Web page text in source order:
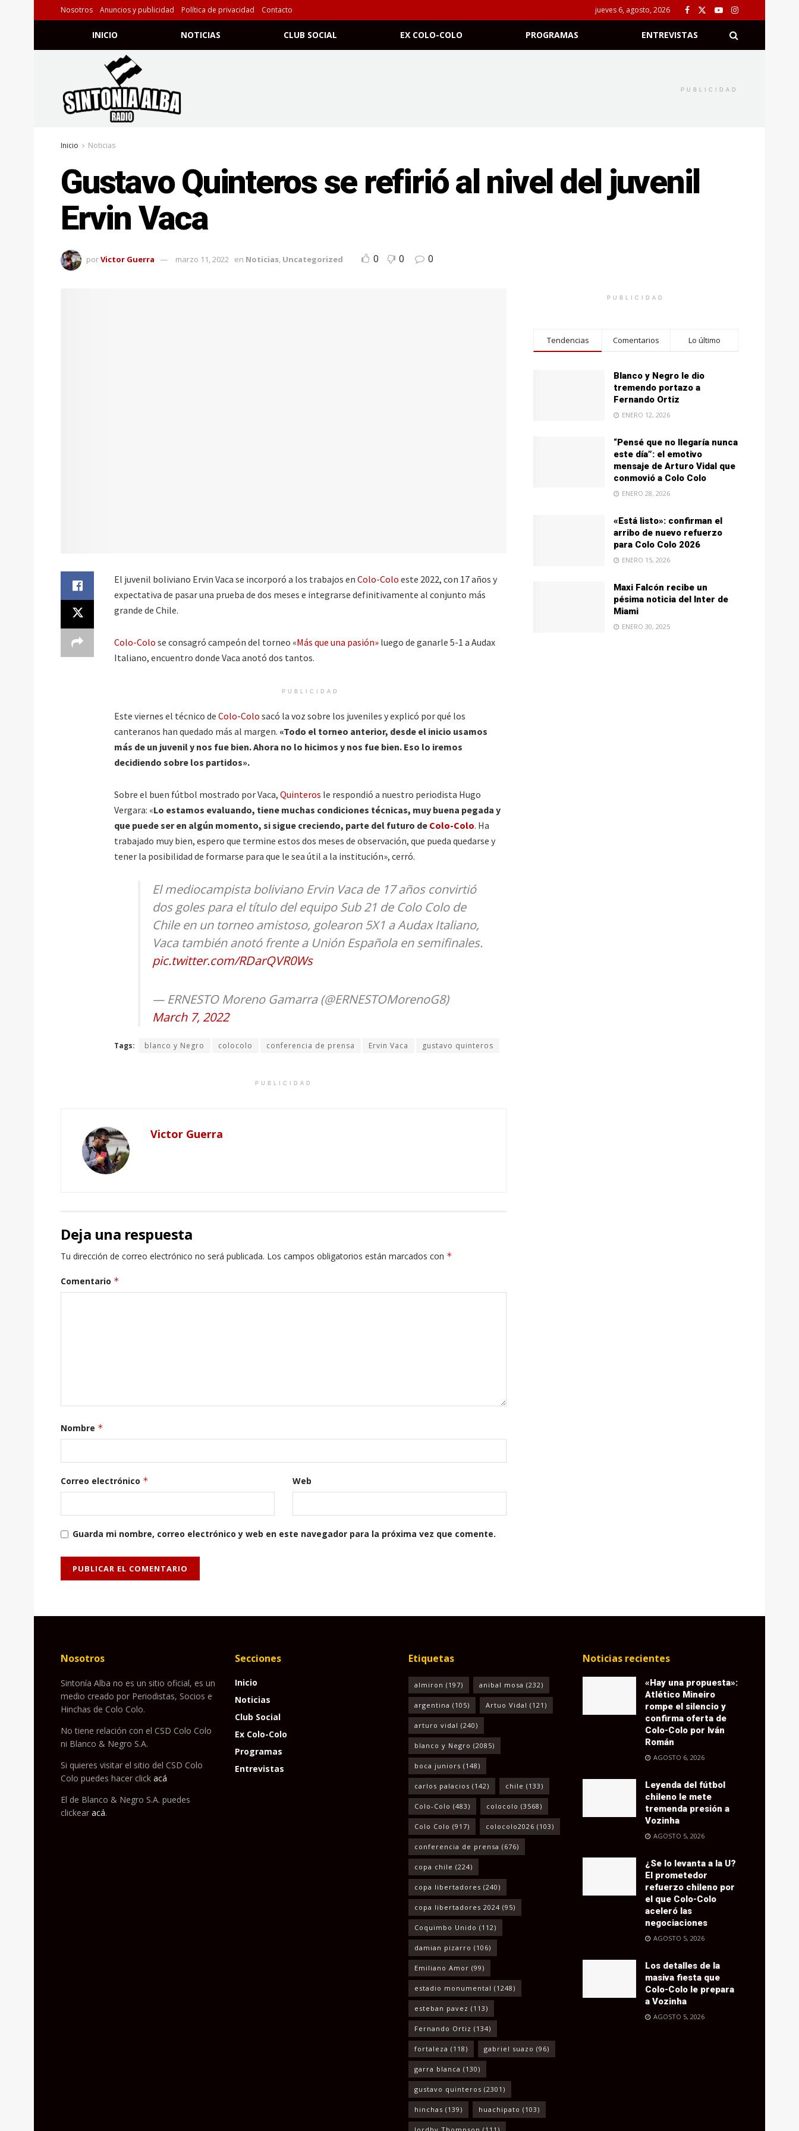
Nosotros Anuncios y publicidad Política de privacidad Contacto jueves 6, agosto, 2026
INICIO NOTICIAS CLUB SOCIAL EX COLO-COLO PROGRAMAS ENTREVISTAS
PUBLICIDAD
Inicio Noticias
Gustavo Quinteros se refirió al nivel del juvenil
Ervin Vaca
porVictor Guerra marzo 11, 2022 en Noticias, Uncategorized 0 0 0
El juvenil boliviano Ervin Vaca se incorporó a los trabajos en Colo-Colo este 2022, con 17 años y
expectativa de pasar una prueba de dos meses e integrarse definitivamente al conjunto más
grande de Chile.
Colo-Colo se consagró campeón del torneo «Más que una pasión» luego de ganarle 5-1 a Audax
Italiano, encuentro donde Vaca anotó dos tantos.
PUBLICIDAD
Este viernes el técnico de Colo-Colo sacó la voz sobre los juveniles y explicó por qué los
canteranos han quedado más al margen. «Todo el torneo anterior, desde el inicio usamos
más de un juvenil y nos fue bien. Ahora no lo hicimos y nos fue bien. Eso lo iremos
decidiendo sobre los partidos».
Sobre el buen fútbol mostrado por Vaca, Quinteros le respondió a nuestro periodista Hugo
Vergara: «Lo estamos evaluando, tiene muchas condiciones técnicas, muy buena pegada y
que puede ser en algún momento, si sigue creciendo, parte del futuro de Colo-Colo. Ha
trabajado muy bien, espero que termine estos dos meses de observación, que pueda quedarse y
tener la posibilidad de formarse para que le sea útil a la institución», cerró.
El mediocampista boliviano Ervin Vaca de 17 años convirtió
dos goles para el título del equipo Sub 21 de Colo Colo de
Chile en un torneo amistoso, golearon 5X1 a Audax Italiano,
Vaca también anotó frente a Unión Española en semifinales.
pic.twitter.com/RDarQVR0Ws
— ERNESTO Moreno Gamarra (@ERNESTOMorenoG8)
March 7, 2022
Tags: blanco y Negro colocolo conferencia de prensa Ervin Vaca gustavo quinteros
PUBLICIDAD
Victor Guerra
Deja una respuesta
Tu dirección de correo electrónico no será publicada. Los campos obligatorios están marcados con *
Comentario *
Nombre *
Correo electrónico * Web
Guarda mi nombre, correo electrónico y web en este navegador para la próxima vez que comente.
PUBLICIDAD
Tendencias Comentarios Lo último
Blanco y Negro le dio
tremendo portazo a
Fernando Ortiz
ENERO 12, 2026
“Pensé que no llegaría nunca
este día”: el emotivo
mensaje de Arturo Vidal que
conmovió a Colo Colo
ENERO 28, 2026
«Está listo»: confirman el
arribo de nuevo refuerzo
para Colo Colo 2026
ENERO 15, 2026
Maxi Falcón recibe un
pésima noticia del Inter de
Miami
ENERO 30, 2025
Nosotros
Sintonía Alba no es un sitio oficial, es un
medio creado por Periodistas, Socios e
Hinchas de Colo Colo.
No tiene relación con el CSD Colo Colo
ni Blanco & Negro S.A.
Si quieres visitar el sitio del CSD Colo
Colo puedes hacer click acá
El de Blanco & Negro S.A. puedes
clickear acá.
Secciones
Inicio
Noticias
Club Social
Ex Colo-Colo
Programas
Entrevistas
Etiquetas
almiron (197) anibal mosa (232)
argentina (105) Artuo Vidal (121)
arturo vidal (240)
blanco y Negro (2085)
boca juniors (148)
carlos palacios (142) chile (133)
Colo-Colo (483) colocolo (3568)
Colo Colo (917) colocolo2026 (103)
conferencia de prensa (676)
copa chile (224)
copa libertadores (240)
copa libertadores 2024 (95)
Coquimbo Unido (112)
damian pizarro (106)
Emiliano Amor (99)
estadio monumental (1248)
esteban pavez (113)
Fernando Ortiz (134)
fortaleza (118) gabriel suazo (96)
garra blanca (130)
gustavo quinteros (2301)
hinchas (139) huachipato (103)
Noticias recientes
«Hay una propuesta»:
Atlético Mineiro
rompe el silencio y
confirma oferta de
Colo-Colo por Iván
Román
AGOSTO 6, 2026
Leyenda del fútbol
chileno le mete
tremenda presión a
Vozinha
AGOSTO 5, 2026
¿Se lo levanta a la U?
El prometedor
refuerzo chileno por
el que Colo-Colo
aceleró las
negociaciones
AGOSTO 5, 2026
Los detalles de la
masiva fiesta que
Colo-Colo le prepara
a Vozinha
AGOSTO 5, 2026